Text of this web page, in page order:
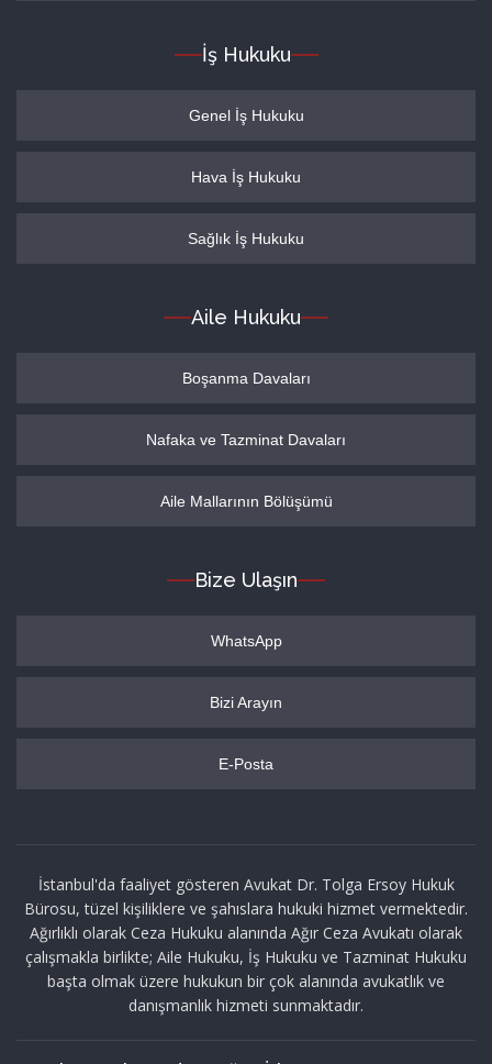
İş Hukuku
Genel İş Hukuku
Hava İş Hukuku
Sağlık İş Hukuku
Aile Hukuku
Boşanma Davaları
Nafaka ve Tazminat Davaları
Aile Mallarının Bölüşümü
Bize Ulaşın
WhatsApp
Bizi Arayın
E-Posta
İstanbul'da faaliyet gösteren Avukat Dr. Tolga Ersoy Hukuk
Bürosu, tüzel kişiliklere ve şahıslara hukuki hizmet vermektedir.
Ağırlıklı olarak Ceza Hukuku alanında Ağır Ceza Avukatı olarak
çalışmakla birlikte; Aile Hukuku, İş Hukuku ve Tazminat Hukuku
başta olmak üzere hukukun bir çok alanında avukatlık ve
danışmanlık hizmeti sunmaktadır.